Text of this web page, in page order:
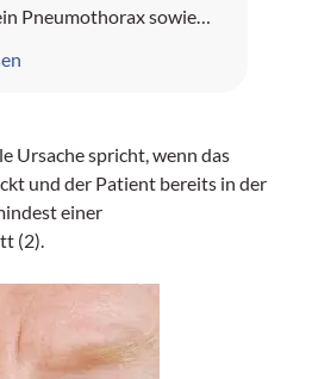
Pneumothorax sowie
Ursache spricht, wenn das
und der Patient bereits in der
einer
(2).